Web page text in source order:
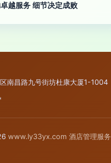
越服务 细节决定成败
南昌路九号街坊杜康大厦1-1004
www.ly33yx.com 酒店管理服务